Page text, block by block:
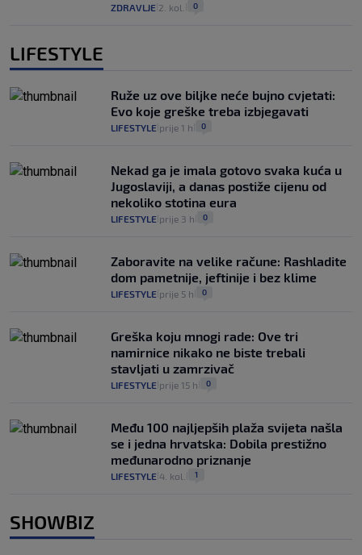
ZDRAVLJE 2. kol. 0
LIFESTYLE
Ruže uz ove biljke neće bujno cvjetati:
Evo koje greške treba izbjegavati
LIFESTYLE prije 1 h 0
Nekad ga je imala gotovo svaka kuća u
Jugoslaviji, a danas postiže cijenu od
nekoliko stotina eura
LIFESTYLE prije 3 h 0
Zaboravite na velike račune: Rashladite
dom pametnije, jeftinije i bez klime
LIFESTYLE prije 5 h 0
Greška koju mnogi rade: Ove tri
namirnice nikako ne biste trebali
stavljati u zamrzivač
LIFESTYLE prije 15 h 0
Među 100 najljepših plaža svijeta našla
se i jedna hrvatska: Dobila prestižno
međunarodno priznanje
LIFESTYLE 4. kol. 1
SHOWBIZ